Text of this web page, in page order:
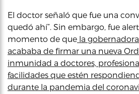
El doctor señaló que fue una
quedó ahí”. Sin embargo, fue
momento de que la
acababa de firmar una nueva
inmunidad a doctores,
facilidades que estén
durante la pandemia del